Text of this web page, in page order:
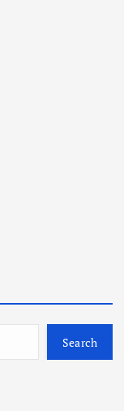
Search
Berit
Utam
Polit